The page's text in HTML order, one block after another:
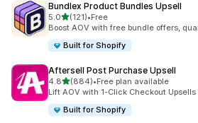
Bundlex Product Bundles Upsell
5.0เต็ม 5 ดาว
(121)
ทั้งหมด 121 รีวิว
•Free
Boost AOV with free bundle offers,
Built for Shopify
Aftersell Post Purchase Upsell
4.8เต็ม 5 ดาว
(884)
ทั้งหมด 884 รีวิว
•Free plan available
Lift AOV with 1-Click Checkout
Built for Shopify